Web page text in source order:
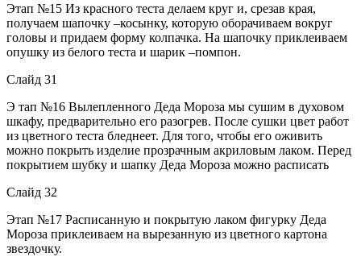
Этап №15 Из красного теста делаем круг и, срезав края,
получаем шапочку –косынку, которую оборачиваем вокруг
головы и придаем форму колпачка. На шапочку приклеиваем
опушку из белого теста и шарик –помпон.
Слайд 31
Э тап №16 Вылепленного Деда Мороза мы сушим в духовом
шкафу, предварительно его разогрев. После сушки цвет работ
из цветного теста бледнеет. Для того, чтобы его оживить
можно покрыть изделие прозрачным акриловым лаком. Перед
покрытием шубку и шапку Деда Мороза можно расписать
Слайд 32
Этап №17 Расписанную и покрытую лаком фигурку Деда
Мороза приклеиваем на вырезанную из цветного картона
звездочку.